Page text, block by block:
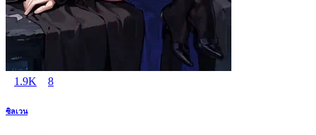
1.9K 8
ซิลเวน